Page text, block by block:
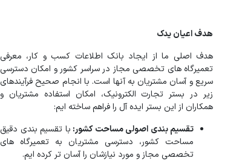
هدف اعیان یدک
هدف اصلی ما از ایجاد بانک اطلاعات کسب‌ و کار، معرفی
تعمیرگاه‌ های تخصصی مجاز در سراسر کشور و امکان دسترسی
سریع و آسان مشتریان به آنها است. با انجام صحیح فرآیندهای
زیر در بستر تجارت الکترونیک، امکان استفاده مشتریان و
همکاران از این بستر ایده آل را فراهم ساخته ایم:
تقسیم‌ بندی اصولی مساحت کشور: با تقسیم‌ بندی دقیق
مساحت کشور، دسترسی مشتریان به تعمیرگاه‌ های
تخصصی مجاز و مورد نیازشان را آسان‌ تر کرده‌ ایم.